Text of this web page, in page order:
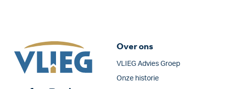
Over ons
VLIEG Advies Groep
Onze historie